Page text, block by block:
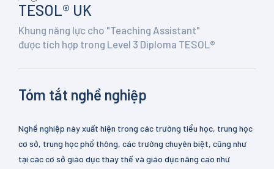
TESOL® UK
Khung năng lực cho "Teaching Assistant"
được tích hợp trong Level 3 Diploma TESOL®
Tóm tắt nghề nghiệp
Nghề nghiệp này xuất hiện trong các trường tiểu học, trung học
cơ sở, trung học phổ thông, các trường chuyên biệt, cũng như
tại các cơ sở giáo dục thay thế và giáo dục nâng cao như